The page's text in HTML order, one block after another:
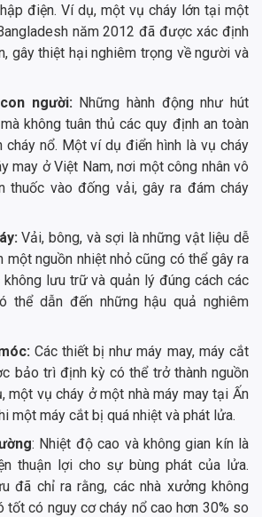
điện. Ví dụ, một vụ cháy lớn tại một
năm 2012 đã được xác định
gây thiệt hại nghiêm trọng về người và
người: Những hành động như hút
không tuân thủ các quy định an toàn
cháy nổ. Một ví dụ điển hình là vụ cháy
may ở Việt Nam, nơi một công nhân vô
thuốc vào đống vải, gây ra đám cháy
Vải, bông, và sợi là những vật liệu dễ
một nguồn nhiệt nhỏ cũng có thể gây ra
không lưu trữ và quản lý đúng cách các
thể dẫn đến những hậu quả nghiêm
Các thiết bị như máy may, máy cắt
bảo trì định kỳ có thể trở thành nguồn
một vụ cháy ở một nhà máy may tại Ấn
một máy cắt bị quá nhiệt và phát lửa.
: Nhiệt độ cao và không gian kín là
thuận lợi cho sự bùng phát của lửa.
đã chỉ ra rằng, các nhà xưởng không
tốt có nguy cơ cháy nổ cao hơn 30% so